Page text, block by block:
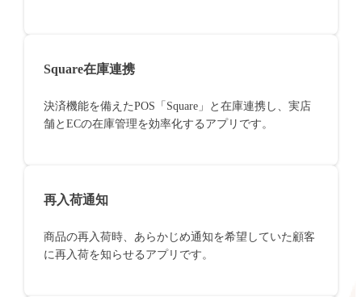
Square在庫連携
決済機能を備えたPOS「Square」と在庫連携し、実店
舗とECの在庫管理を効率化するアプリです。
再入荷通知
商品の再入荷時、あらかじめ通知を希望していた顧客
に再入荷を知らせるアプリです。